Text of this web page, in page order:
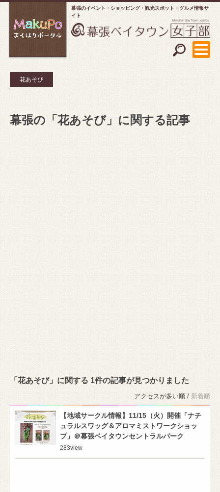
幕張のイベント・ショッピング
観光スポット・グルメ情報サ
イト
花あそび
幕張の「花あそび」に関する記事
「花あそび」に関する 1件の記事が見つかりました
アクセスが多い順 / 新着順
【地域サークル情報】11/15（火）開催「ナチ
ュラルスワッグ＆アロマミストワークショッ
プ」＠幕張ベイタウンセントラルパーク
283view